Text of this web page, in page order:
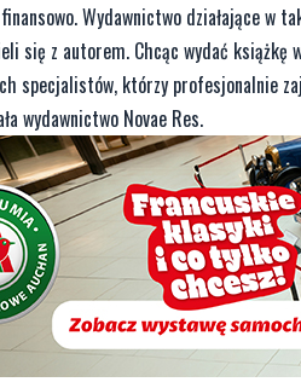
Wydawnictwo działające w
się z autorem. Chcąc wydać
specjalistów, którzy profesjonalnie
wydawnictwo Novae Res.